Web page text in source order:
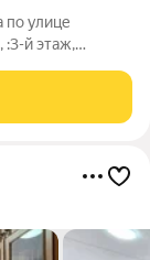
улице
:3-й этаж,
несколько